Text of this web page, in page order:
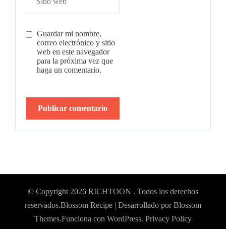
Guardar mi nombre,
correo electrónico y sitio
web en este navegador
para la próxima vez que
haga un comentario.
© Copyright 2026 RICHTOON . Todos los derechos
reservados.Blossom Recipe | Desarrollado porBlossom
Themes.Funciona con WordPress. Privacy Policy